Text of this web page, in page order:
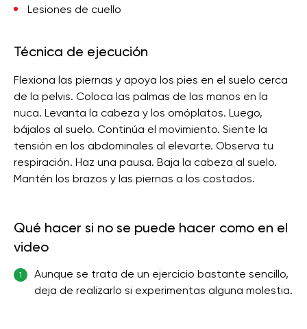
Lesiones de cuello
Técnica de ejecución
Flexiona las piernas y apoya los pies en el suelo cerca
de la pelvis. Coloca las palmas de las manos en la
nuca. Levanta la cabeza y los omóplatos. Luego,
bájalos al suelo. Continúa el movimiento. Siente la
tensión en los abdominales al elevarte. Observa tu
respiración. Haz una pausa. Baja la cabeza al suelo.
Mantén los brazos y las piernas a los costados.
Qué hacer si no se puede hacer como en el
video
1
Aunque se trata de un ejercicio bastante sencillo,
deja de realizarlo si experimentas alguna molestia.